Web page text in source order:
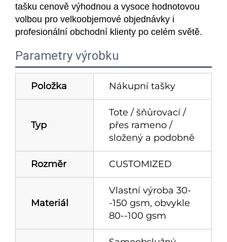
tašku cenově výhodnou a vysoce hodnotovou
volbou pro velkoobjemové objednávky i
profesionální obchodní klienty po celém světě.
Parametry výrobku
Položka Nákupní tašky
Typ
Tote / šňůrovací /
přes rameno /
složený a podobně
Rozměr CUSTOMIZED
Materiál
Vlastní výroba 30-
-150 gsm, obvykle
80--100 gsm